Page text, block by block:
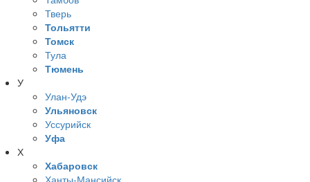
Тверь
Тольятти
Томск
Тула
Тюмень
У
Улан-Удэ
Ульяновск
Уссурийск
Уфа
Х
Хабаровск
Ханты-Мансийск